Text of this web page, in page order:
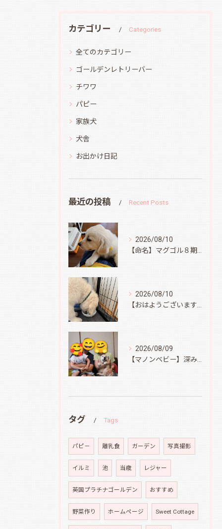
カテゴリー Categories
全てのカテゴリー
ゴールデンレトリーバー
チワワ
パピー
家族犬
犬舎
お出かけ日記
最近の投稿 Recent Posts
2026/08/10
2026/08/10
2026/08/09
タグ Tags
パピ－ 離乳食 ガーデン 写真撮影
イルミ 池 当歳 レジャー
英国プラチナゴールデン おすすめ
野菜作り ホームページ Sweet Cottage